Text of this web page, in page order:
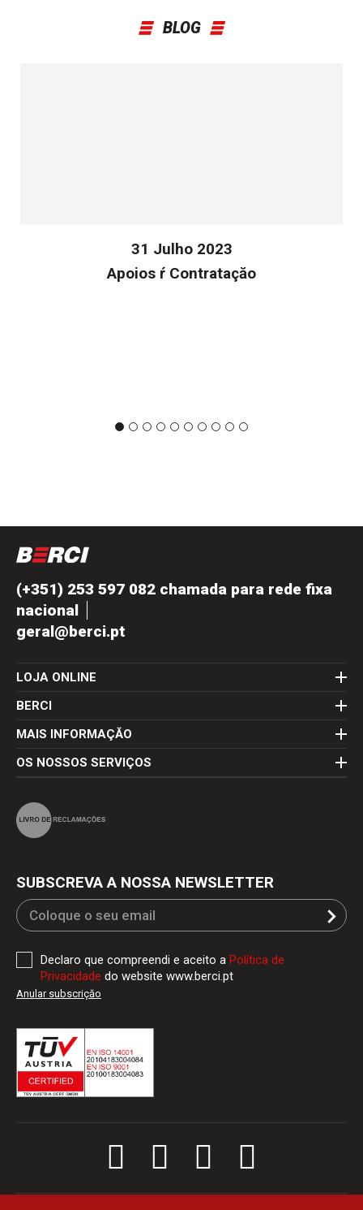
BLOG
31 Julho 2023
Apoios ŕ Contrataçăo
(+351) 253 597 082 chamada para rede fixa
nacional
geral@berci.pt
LOJA ONLINE
BERCI
MAIS INFORMAÇĂO
OS NOSSOS SERVIÇOS
SUBSCREVA A NOSSA NEWSLETTER
Declaro que compreendi e aceito a Política de
Privacidade do website www.berci.pt
Anular subscriçăo